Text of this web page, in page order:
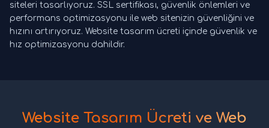
siteleri tasarlıyoruz. SSL sertifikası, güvenlik önlemleri ve
performans optimizasyonu ile web sitenizin güvenliğini ve
hızını artırıyoruz. Website tasarım ücreti içinde güvenlik ve
hız optimizasyonu dahildir.
Website Tasarım Ücreti ve Web